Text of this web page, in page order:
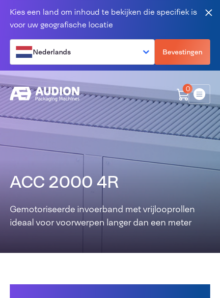
Kies een land om inhoud te bekijken die specifiek is
voor uw geografische locatie
Nederlands Bevestingen
0
Menu
ACC 2000 4R
Gemotoriseerde invoerband met vrijlooprollen
ideaal voor voorwerpen langer dan een meter